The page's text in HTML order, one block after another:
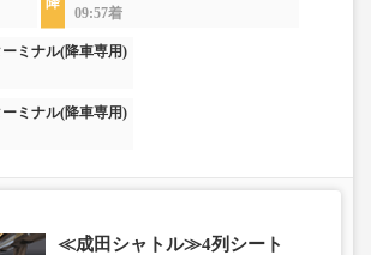
09:57着
ミナル(降車専用)
ミナル(降車専用)
≪成田シャトル≫4列シート